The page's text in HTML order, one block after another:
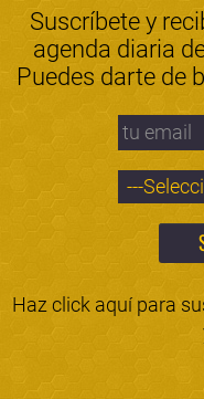
Suscríbete y
agenda diaria
Puedes darte de
Haz click aquí para